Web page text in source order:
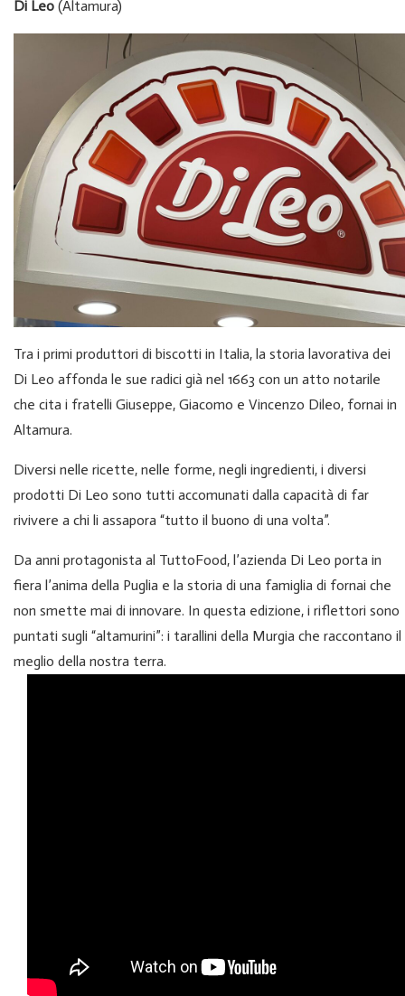
Di Leo (Altamura)
Tra i primi produttori di biscotti in Italia, la storia lavorativa dei
Di Leo affonda le sue radici già nel 1663 con un atto notarile
che cita i fratelli Giuseppe, Giacomo e Vincenzo Dileo, fornai in
Altamura.
Diversi nelle ricette, nelle forme, negli ingredienti, i diversi
prodotti Di Leo sono tutti accomunati dalla capacità di far
rivivere a chi li assapora “tutto il buono di una volta”.
Da anni protagonista al TuttoFood, l’azienda Di Leo porta in
fiera l’anima della Puglia e la storia di una famiglia di fornai che
non smette mai di innovare. In questa edizione, i riflettori sono
puntati sugli “altamurini”: i tarallini della Murgia che raccontano il
meglio della nostra terra.